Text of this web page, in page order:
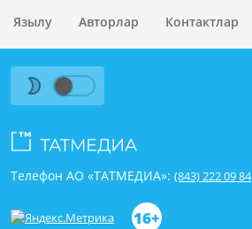
Язылу Авторлар Контактлар
Телефон АО «ТАТМЕДИА»: (843) 222 09 84
16+